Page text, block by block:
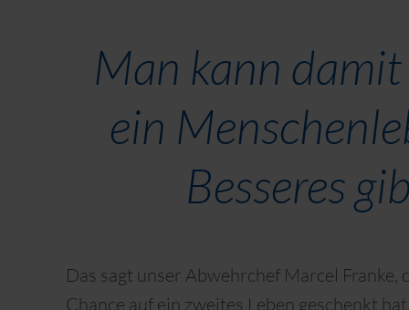
Man kann
ein
Besseres
Das sagt unser Abwehrchef Marcel
Chance auf ein zweites Leben geschenkt hat.